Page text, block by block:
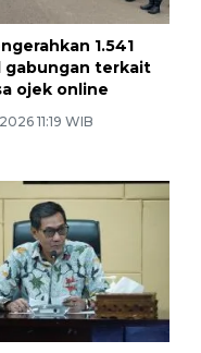
1.541
gabungan terkait
ojek online
11:19 WIB